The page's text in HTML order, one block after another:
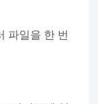
파일을 한 번